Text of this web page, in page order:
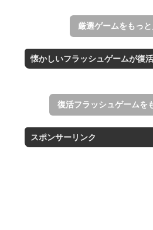
王国を構築してい
ーションゲーム。
アローアウト
すべての矢印を画
厳選ゲームをもっ
懐かしいフラッシュゲームが復活
復活フラッシュゲームを
スポンサーリンク